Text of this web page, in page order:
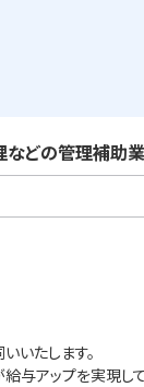
どの管理補助業
いたします。
与アップを実現して